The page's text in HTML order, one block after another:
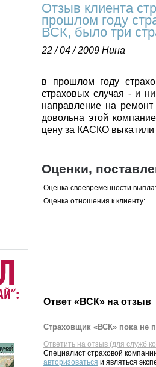
Отзыв клиента
прошлом году
ВСК, было три
22 / 04 / 2009 Нина
в прошлом году
страховых случая - и
направление на
довольна этой
цену за КАСКО выкатили
Оценки,
Оценка своевременности
Оценка отношения к клиенту:
Ответ «ВСК» на отзыв
Страховщик «ВСК» пока не
Ответить на отзыв (для служб
Специалист страховой
авторизоваться и являться